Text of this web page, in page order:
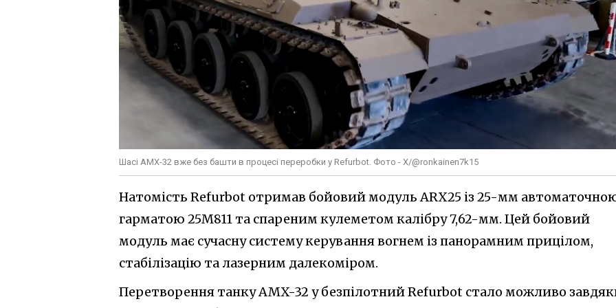
Шасі AMX-32 вже без башти в процесі переробки у Refurbot. Фото - X/@ronkainen7k15
Натомість Refurbot отримав бойовий модуль ARX25 із 25-мм
гарматою 25M811 та спареним кулеметом калібру 7,62-мм. Цей бойовий
модуль має сучасну систему керування вогнем із панорамним прицілом,
стабілізацію та лазерним далекоміром.
Перетворення танку AMX-32 у безпілотний Refurbot стало можливо